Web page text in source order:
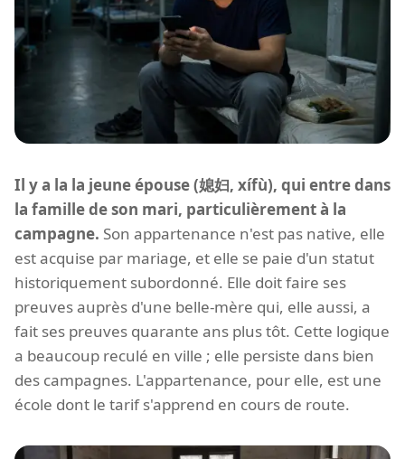
Il y a la la jeune épouse (媳妇, xífù), qui entre dans
la famille de son mari, particulièrement à la
campagne. Son appartenance n'est pas native, elle
est acquise par mariage, et elle se paie d'un statut
historiquement subordonné. Elle doit faire ses
preuves auprès d'une belle-mère qui, elle aussi, a
fait ses preuves quarante ans plus tôt. Cette logique
a beaucoup reculé en ville ; elle persiste dans bien
des campagnes. L'appartenance, pour elle, est une
école dont le tarif s'apprend en cours de route.